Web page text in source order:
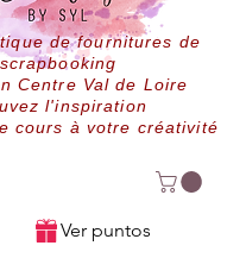
de fournitures de
scrapbooking
Centre Val de Loire
l'inspiration
cours à votre créativité
Ver puntos